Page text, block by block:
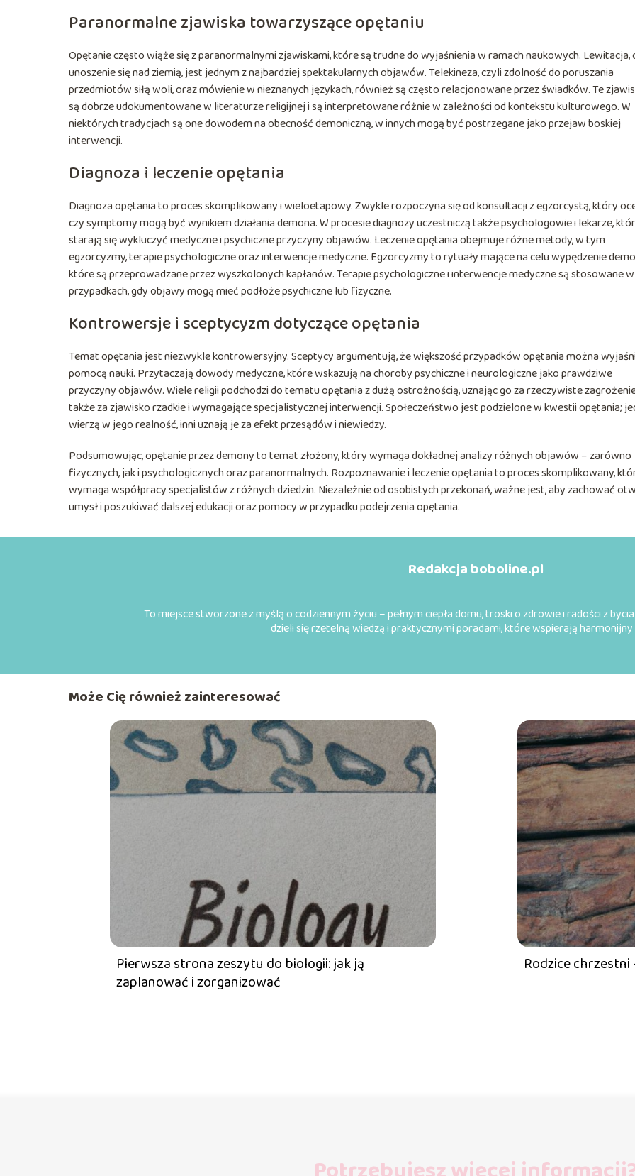
Paranormalne zjawiska towarzyszące opętaniu
Opętanie często wiąże się z paranormalnymi zjawiskami, które są trudne do wyjaśnienia w ramach naukowych. Lewitacja,
unoszenie się nad ziemią, jest jednym z najbardziej spektakularnych objawów. Telekineza, czyli zdolność do poruszania
przedmiotów siłą woli, oraz mówienie w nieznanych językach, również są często relacjonowane przez świadków. Te
są dobrze udokumentowane w literaturze religijnej i są interpretowane różnie w zależności od kontekstu kulturowego. W
niektórych tradycjach są one dowodem na obecność demoniczną, w innych mogą być postrzegane jako przejaw boskiej
interwencji.
Diagnoza i leczenie opętania
Diagnoza opętania to proces skomplikowany i wieloetapowy. Zwykle rozpoczyna się od konsultacji z egzorcystą, który
czy symptomy mogą być wynikiem działania demona. W procesie diagnozy uczestniczą także psychologowie i lekarze,
starają się wykluczyć medyczne i psychiczne przyczyny objawów. Leczenie opętania obejmuje różne metody, w tym
egzorcyzmy, terapie psychologiczne oraz interwencje medyczne. Egzorcyzmy to rytuały mające na celu wypędzenie
które są przeprowadzane przez wyszkolonych kapłanów. Terapie psychologiczne i interwencje medyczne są stosowane w
przypadkach, gdy objawy mogą mieć podłoże psychiczne lub fizyczne.
Kontrowersje i sceptycyzm dotyczące opętania
Temat opętania jest niezwykle kontrowersyjny. Sceptycy argumentują, że większość przypadków opętania można
pomocą nauki. Przytaczają dowody medyczne, które wskazują na choroby psychiczne i neurologiczne jako prawdziwe
przyczyny objawów. Wiele religii podchodzi do tematu opętania z dużą ostrożnością, uznając go za rzeczywiste
także za zjawisko rzadkie i wymagające specjalistycznej interwencji. Społeczeństwo jest podzielone w kwestii opętania;
wierzą w jego realność, inni uznają je za efekt przesądów i niewiedzy.
Podsumowując, opętanie przez demony to temat złożony, który wymaga dokładnej analizy różnych objawów – zarówno
fizycznych, jak i psychologicznych oraz paranormalnych. Rozpoznawanie i leczenie opętania to proces skomplikowany,
wymaga współpracy specjalistów z różnych dziedzin. Niezależnie od osobistych przekonań, ważne jest, aby zachować
umysł i poszukiwać dalszej edukacji oraz pomocy w przypadku podejrzenia opętania.
Redakcja boboline.pl
To miejsce stworzone z myślą o codziennym życiu – pełnym ciepła domu, troski o zdrowie i radości z
dzieli się rzetelną wiedzą i praktycznymi poradami, które wspierają
Może Cię również zainteresować
Pierwsza strona zeszytu do biologii: jak ją
zaplanować i zorganizować
Rodzice chrzestni